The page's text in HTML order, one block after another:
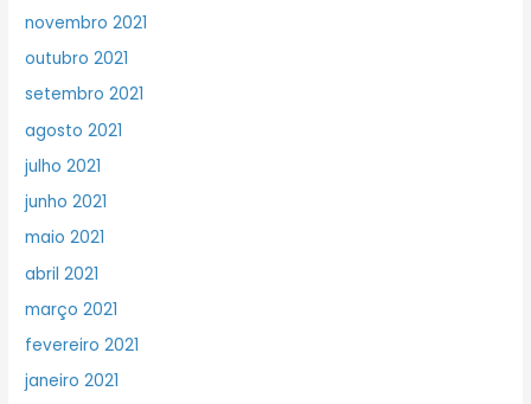
novembro 2021
outubro 2021
setembro 2021
agosto 2021
julho 2021
junho 2021
maio 2021
abril 2021
março 2021
fevereiro 2021
janeiro 2021